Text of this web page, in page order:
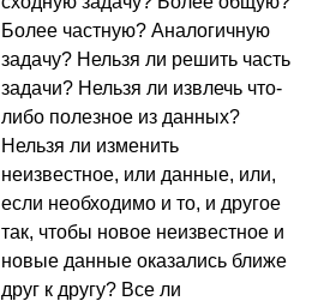
Более частную? Аналогичную
задачу? Нельзя ли решить часть
задачи? Нельзя ли извлечь что-
либо полезное из данных?
Нельзя ли изменить
неизвестное, или данные, или,
если необходимо и то, и другое
так, чтобы новое неизвестное и
новые данные оказались ближе
друг к другу? Все ли